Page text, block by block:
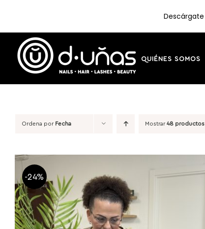
contenido
QUIÉNES SOMOS
Ordena por Fecha Mostrar48 productos
-24%